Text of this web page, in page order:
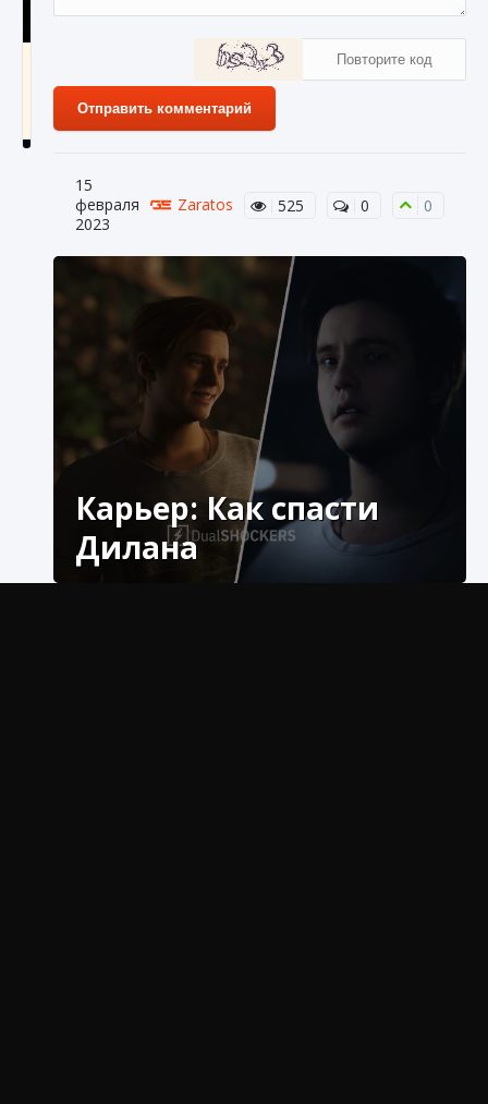
Все новые функции Ultimate Team в EA FC
25
9 августа 2024 1 297
Как включить чат в Fortnite
9 августа 2024 1 335
Отправить комментарий
15
февраля
2023
Zaratos 525 0 0
Карьер: Как спасти
Дилана